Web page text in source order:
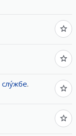
слу́жбе.